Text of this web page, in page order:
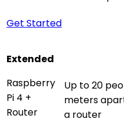
Get Started
Extended
Raspberry
Pi 4 +
Router
Up to 20
meters
a router